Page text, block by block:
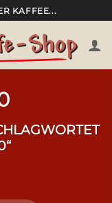
KAFFEE...